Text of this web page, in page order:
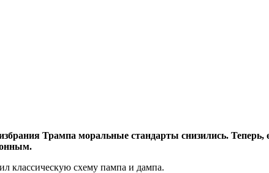
Трампа моральные стандарты снизились. Теперь,
классическую схему пампа и дампа.